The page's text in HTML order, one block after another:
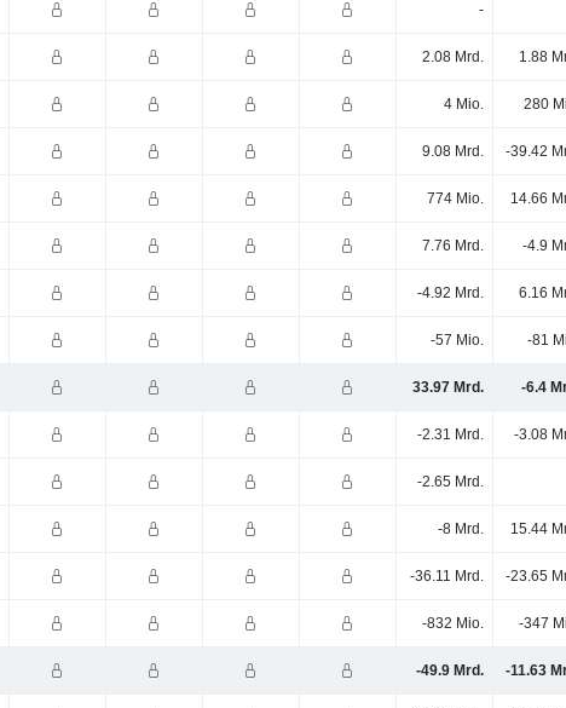
-
2.08 Mrd. 1.88
4 Mio. 280
9.08 Mrd. -39.42
774 Mio. 14.66
7.76 Mrd. -4.9
-4.92 Mrd. 6.16
-57 Mio. -81
33.97 Mrd. -6.4
-2.31 Mrd. -3.08
-2.65 Mrd.
-8 Mrd. 15.44
-36.11 Mrd. -23.65
-832 Mio. -347
-49.9 Mrd. -11.63